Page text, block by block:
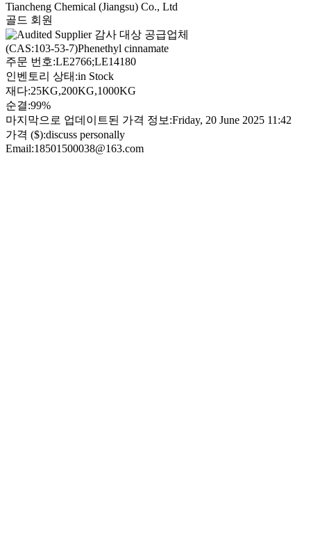
Tiancheng Chemical (Jiangsu) Co., Ltd
골드 회원
감사 대상 공급업체
(CAS:103-53-7)Phenethyl cinnamate
주문 번호:LE2766;LE14180
인벤토리 상태:in Stock
재다:25KG,200KG,1000KG
순결:99%
마지막으로 업데이트된 가격 정보:Friday, 20 June 2025 11:42
가격 ($):discuss personally
Email:18501500038@163.com